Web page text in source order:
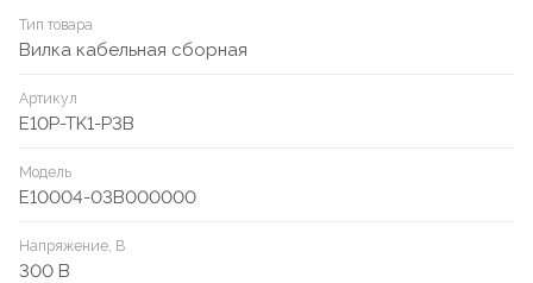
Тип товара
Вилка кабельная сборная
Артикул
E10P-TK1-P3B
Модель
E10004-03B000000
Напряжение, В
300 В